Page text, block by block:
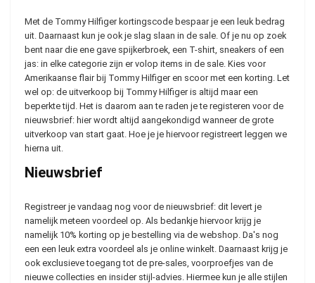
Met de Tommy Hilfiger kortingscode bespaar je een leuk bedrag
uit. Daarnaast kun je ook je slag slaan in de sale. Of je nu op zoek
bent naar die ene gave spijkerbroek, een T-shirt, sneakers of een
jas: in elke categorie zijn er volop items in de sale. Kies voor
Amerikaanse flair bij Tommy Hilfiger en scoor met een korting. Let
wel op: de uitverkoop bij Tommy Hilfiger is altijd maar een
beperkte tijd. Het is daarom aan te raden je te registeren voor de
nieuwsbrief: hier wordt altijd aangekondigd wanneer de grote
uitverkoop van start gaat. Hoe je je hiervoor registreert leggen we
hierna uit.
Nieuwsbrief
Registreer je vandaag nog voor de nieuwsbrief: dit levert je
namelijk meteen voordeel op. Als bedankje hiervoor krijg je
namelijk 10% korting op je bestelling via de webshop. Da's nog
een een leuk extra voordeel als je online winkelt. Daarnaast krijg je
ook exclusieve toegang tot de pre-sales, voorproefjes van de
nieuwe collecties en insider stijl-advies. Hiermee kun je alle stijlen